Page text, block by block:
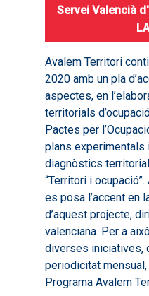
Servei Valencià
Avalem Territori
2020 amb un pla
aspectes, en
territorials
Pactes per
plans experimentals
diagnòstics
“Territori i
es posa l’accent en
d’aquest projecte,
valenciana. Per a
diverses iniciatives,
periodicitat
Programa Avalem